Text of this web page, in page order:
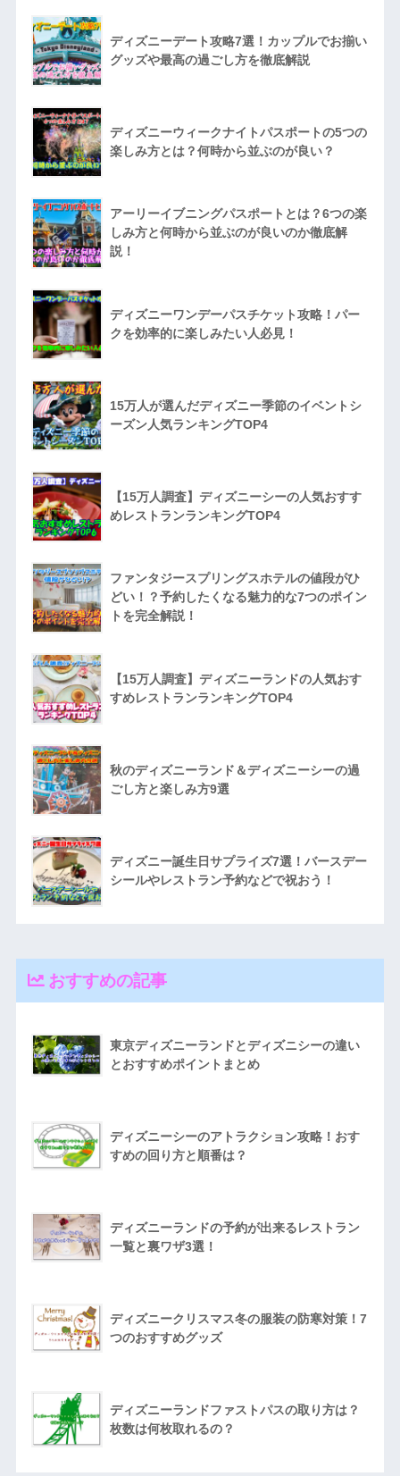
ディズニーデート攻略7選！カップルでお揃い
グッズや最高の過ごし方を徹底解説
ディズニーウィークナイトパスポートの5つの
楽しみ方とは？何時から並ぶのが良い？
アーリーイブニングパスポートとは？6つの楽
しみ方と何時から並ぶのが良いのか徹底解
説！
ディズニーワンデーパスチケット攻略！パー
クを効率的に楽しみたい人必見！
15万人が選んだディズニー季節のイベントシ
ーズン人気ランキングTOP4
【15万人調査】ディズニーシーの人気おすす
めレストランランキングTOP4
ファンタジースプリングスホテルの値段がひ
どい！？予約したくなる魅力的な7つのポイン
トを完全解説！
【15万人調査】ディズニーランドの人気おす
すめレストランランキングTOP4
秋のディズニーランド＆ディズニーシーの過
ごし方と楽しみ方9選
ディズニー誕生日サプライズ7選！バースデー
シールやレストラン予約などで祝おう！
おすすめの記事
東京ディズニーランドとディズニシーの違い
とおすすめポイントまとめ
ディズニーシーのアトラクション攻略！おす
すめの回り方と順番は？
ディズニーランドの予約が出来るレストラン
一覧と裏ワザ3選！
ディズニークリスマス冬の服装の防寒対策！7
つのおすすめグッズ
ディズニーランドファストパスの取り方は？
枚数は何枚取れるの？